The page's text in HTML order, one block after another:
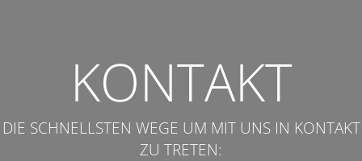
KONTAKT
DIE SCHNELLSTEN WEGE UM MIT UNS IN KONTAKT
ZU TRETEN: